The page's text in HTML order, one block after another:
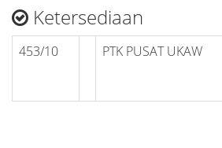
Ketersediaan
453/10 PTK PUSAT UKAW